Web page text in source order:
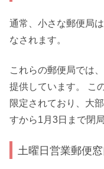
通常、小さな郵便局
なされます。
これらの郵便局では
提供しています。 こ
限定されており、大
すから1月3日まで閉
土曜日営業郵便窓